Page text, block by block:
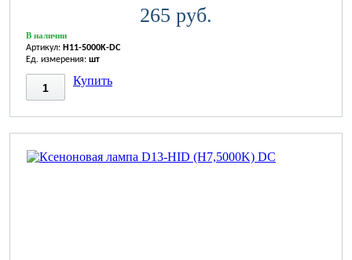
265 руб.
В наличии
Артикул: H11-5000K-DC
Ед. измерения: шт
Купить